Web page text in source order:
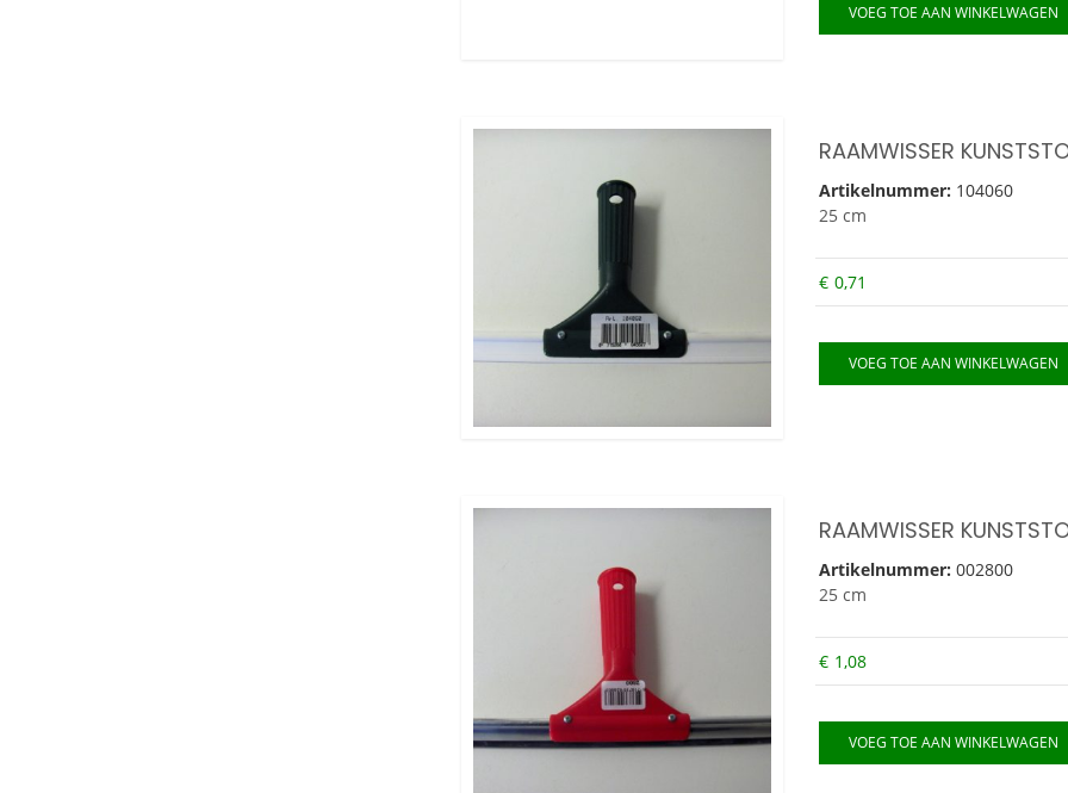
VOEG TOE AAN WINKELWAGEN
RAAMWISSER
Artikelnummer: 104060
25 cm
€ 0,71
VOEG TOE AAN WINKELWAGEN
RAAMWISSER
Artikelnummer: 002800
25 cm
€ 1,08
VOEG TOE AAN WINKELWAGEN